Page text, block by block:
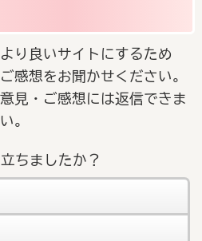
り良いサイトにするため
感想をお聞かせください。
見・ご感想には返信できま
。
ちましたか？